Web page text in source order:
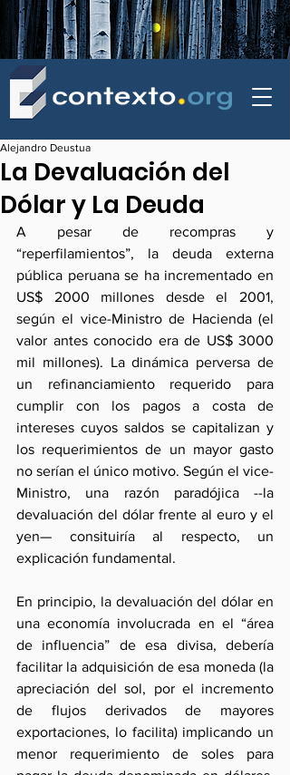
La Devaluación del
Dólar y La Deuda
Alejandro Deustua
A pesar de recompras y
“reperfilamientos”, la deuda externa
pública peruana se ha incrementado en
US$ 2000 millones desde el 2001,
según el vice-Ministro de Hacienda (el
valor antes conocido era de US$ 3000
mil millones). La dinámica perversa de
un refinanciamiento requerido para
cumplir con los pagos a costa de
intereses cuyos saldos se capitalizan y
los requerimientos de un mayor gasto
no serían el único motivo. Según el vice-
Ministro, una razón paradójica --la
devaluación del dólar frente al euro y el
yen— consituiría al respecto, un
explicación fundamental.
En principio, la devaluación del dólar en
una economía involucrada en el “área
de influencia” de esa divisa, debería
facilitar la adquisición de esa moneda (la
apreciación del sol, por el incremento
de flujos derivados de mayores
exportaciones, lo facilita) implicando un
menor requerimiento de soles para